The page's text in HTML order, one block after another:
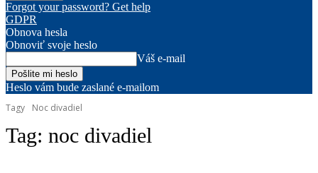
Forgot your password? Get help
GDPR
Obnova hesla
Obnoviť svoje heslo
Váš e-mail
Heslo vám bude zaslané e-mailom
Tagy
Noc divadiel
Tag: noc divadiel